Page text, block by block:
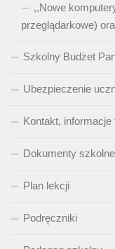
,,Nowe
przeglądarkowe)
Szkolny Budżet
Ubezpieczenie
Kontakt, informacje
Dokumenty szkolne
Plan lekcji
Podręczniki